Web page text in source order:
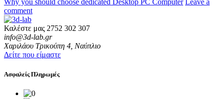
Why you should choose dedicated Desktop PC Computer Leave a
comment
Καλέστε μας 2752 302 307
info@3d-lab.gr
Χαριλάου Τρικούπη 4, Ναύπλιο
Δείτε που είμαστε
Ασφαλείς Πληρωμές